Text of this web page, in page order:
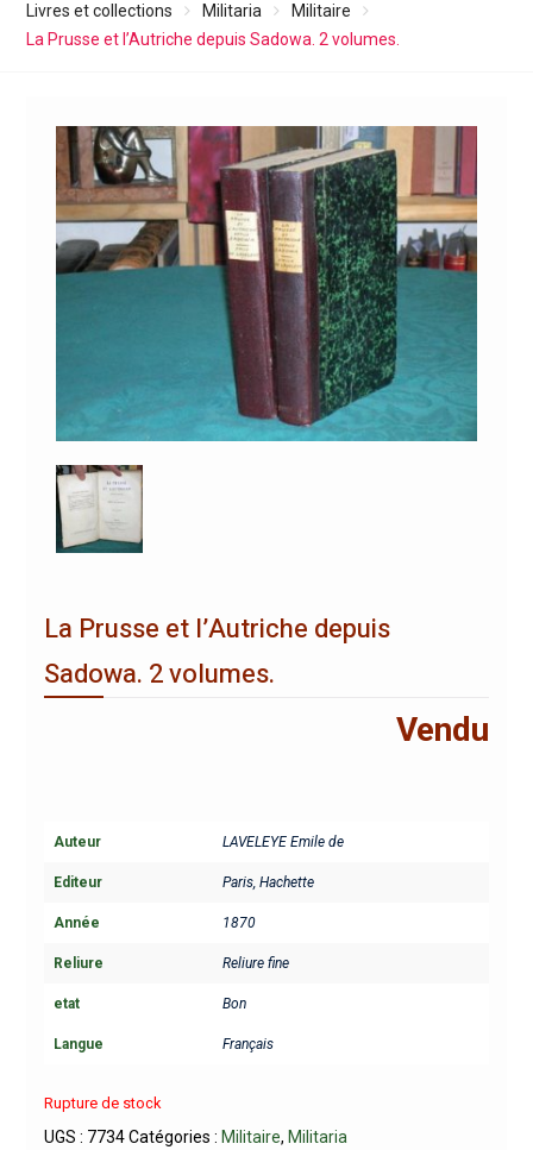
Livres et collections Militaria
Militaire
La Prusse et l’Autriche depuis Sadowa. 2 volumes.
La Prusse et l’Autriche depuis
Sadowa. 2 volumes.
Vendu
Auteur LAVELEYE Emile de
Editeur Paris, Hachette
Année 1870
Reliure Reliure fine
etat Bon
Langue Français
Rupture de stock
UGS : 7734 Catégories : Militaire, Militaria